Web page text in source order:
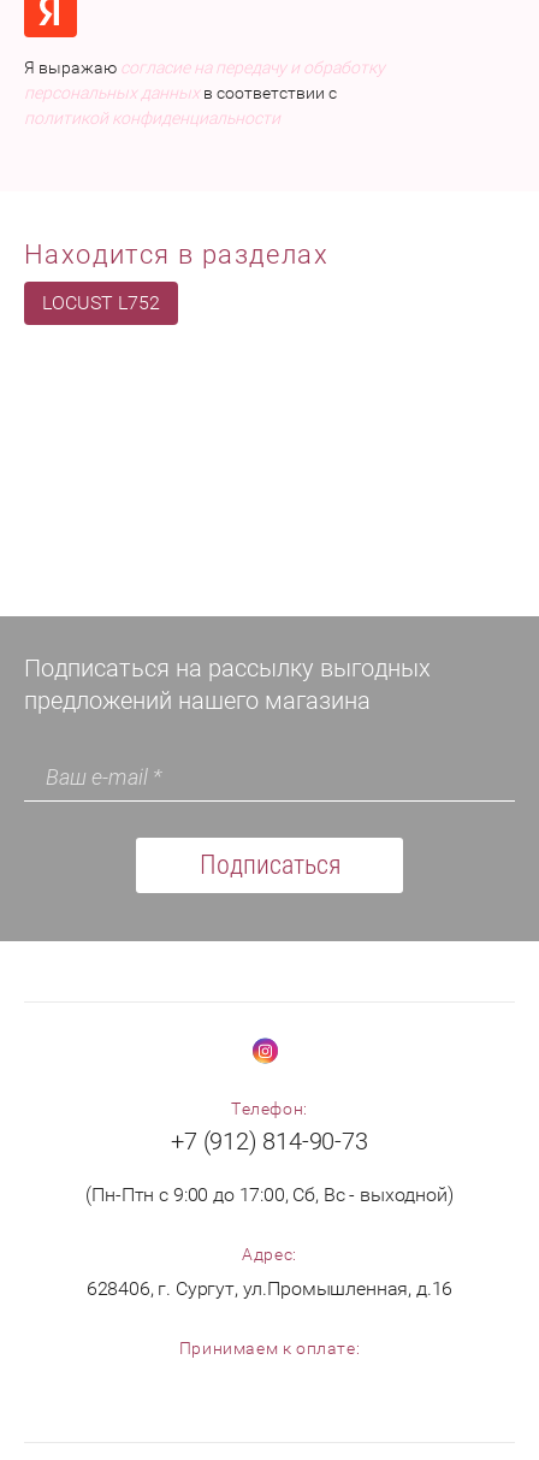
Я выражаю согласие на передачу и обработку
персональных данных в соответствии с
политикой конфиденциальности
Находится в разделах
LOCUST L752
Подписаться на рассылку выгодных
предложений нашего магазина
Подписаться
Телефон:
+7 (912) 814-90-73
(Пн-Птн с 9:00 до 17:00, Сб, Вс - выходной)
Адрес:
628406, г. Сургут, ул.Промышленная, д.16
Принимаем к оплате: